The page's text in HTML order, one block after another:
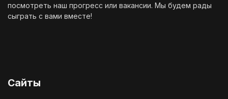
посмотреть наш прогресс или вакансии. Мы будем рады
сыграть с вами вместе!
Сайты